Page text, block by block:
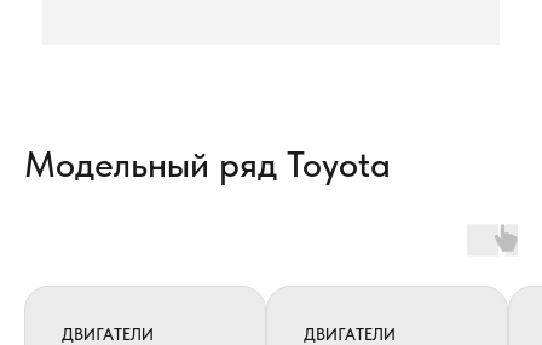
Модельный ряд Toyota
ДВИГАТЕЛИ
ДВИГАТЕЛИ